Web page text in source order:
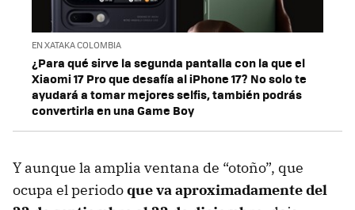
EN XATAKA COLOMBIA
¿Para qué sirve la segunda pantalla con la que el
Xiaomi 17 Pro que desafía al iPhone 17? No solo te
ayudará a tomar mejores selfis, también podrás
convertirla en una Game Boy
Y aunque la amplia ventana de “otoño”, que
ocupa el periodoque va aproximadamentedel